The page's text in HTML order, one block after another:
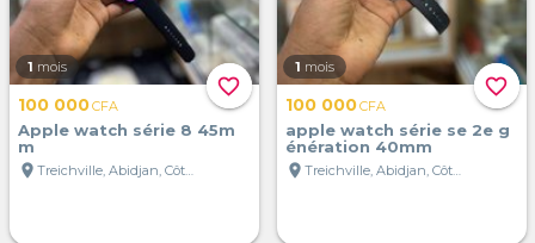
favorite_border
1 mois
100 000CFA
Apple watch série 8 45m
m
location_on
Treichville, Abidjan, Côte d'Ivoire
favorite_border
1 mois
100 000CFA
apple watch série se 2e g
énération 40mm
location_on
Treichville, Abidjan, Côte d'Ivoire